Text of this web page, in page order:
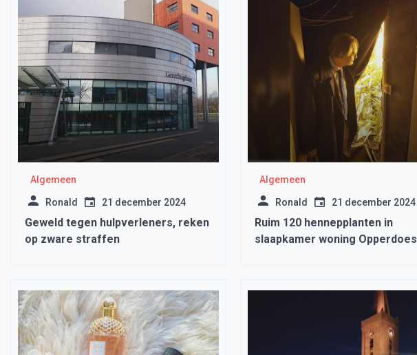
Algemeen
Ronald 21 december 2024
Geweld tegen hulpverleners, reken
op zware straffen
Algemeen
Ronald 21 december 2024
Ruim 120 hennepplanten in
slaapkamer woning Opperdoes